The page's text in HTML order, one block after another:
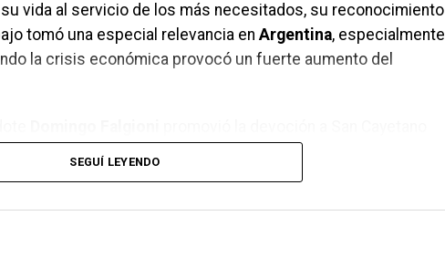
vida al servicio de los más necesitados, su reconocimiento
tomó una especial relevancia en Argentina, especialmente
la crisis económica provocó un fuerte aumento del
trabajo, impulsando una tradición que continúa
SEGUÍ LEYENDO